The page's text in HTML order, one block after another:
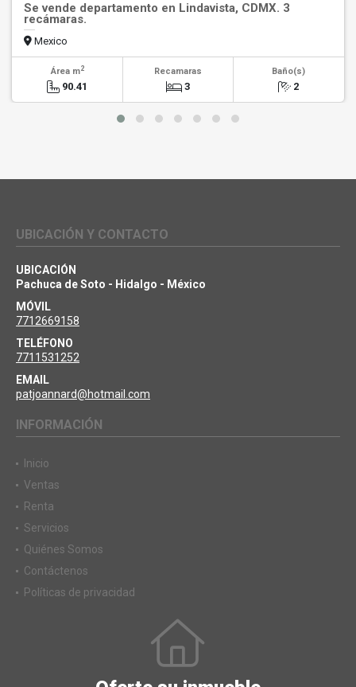
Se vende departamento en Lindavista, CDMX. 3
recámaras.
Mexico
Área m2
90.41
Recamaras
3
Baño(s)
2
UBICACIÓN Y CONTACTO
UBICACIÓN
Pachuca de Soto - Hidalgo - México
MÓVIL
7712669158
TELÉFONO
7711531252
EMAIL
patjoannard@hotmail.com
INFORMACIÓN
Inicio
Ventas
Renta
Servicios
Quiénes Somos
Contáctenos
Políticas de privacidad